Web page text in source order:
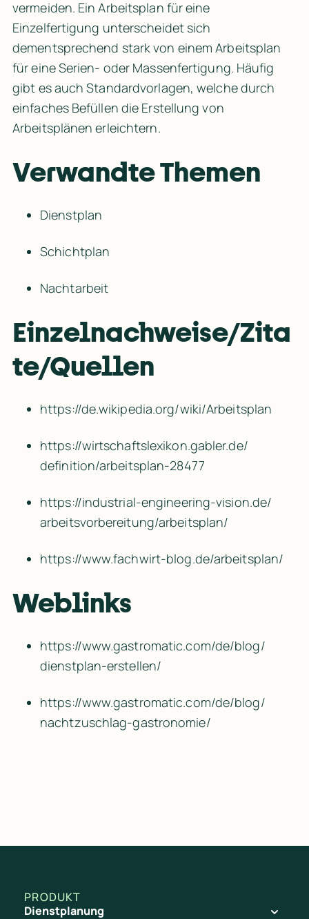
vermeiden. Ein Arbeitsplan für eine
Einzelfertigung unterscheidet sich
dementsprechend stark von einem Arbeitsplan
für eine Serien- oder Massenfertigung. Häufig
gibt es auch Standardvorlagen, welche durch
einfaches Befüllen die Erstellung von
Arbeitsplänen erleichtern.
Verwandte Themen
Dienstplan
Schichtplan
Nachtarbeit
Einzelnachweise/Zita
te/Quellen
https:/​/​de.wikipedia.org/​wiki/​Arbeitsplan
https:/​/​wirtschaftslexikon.gabler.de/​
definition/​arbeitsplan-28477
https:/​/​industrial-engineering-vision.de/​
arbeitsvorbereitung/​arbeitsplan/​
https:/​/​www.fachwirt-blog.de/​arbeitsplan/​
Weblinks
https:/​/​www.gastromatic.com/​de/​blog/​
dienstplan-erstellen/​
https:/​/​www.gastromatic.com/​de/​blog/​
nachtzuschlag-gastronomie/​
PRODUKT
Dienstplanung